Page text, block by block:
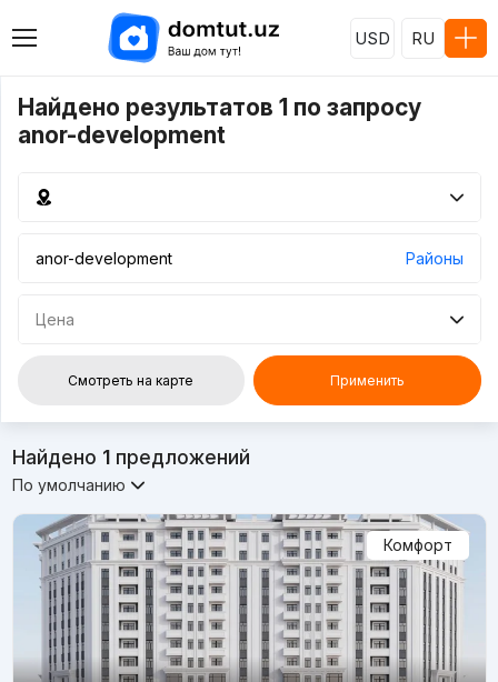
USD RU
Найдено результатов 1 по запросу
anor-development
Районы
Цена
Смотреть на карте Применить
Найдено 1предложений
По умолчанию
Комфорт